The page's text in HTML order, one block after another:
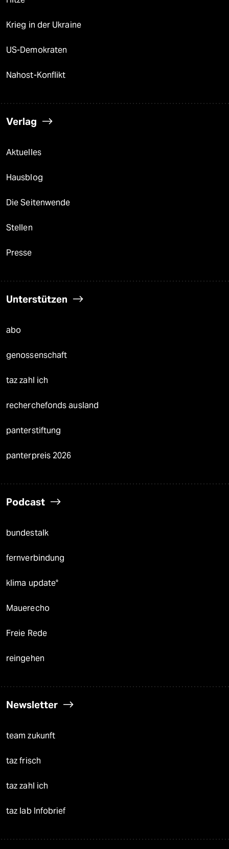
Krieg in der Ukraine
US-Demokraten
Nahost-Konflikt
Verlag
Aktuelles
Hausblog
Die Seitenwende
Stellen
Presse
Unterstützen
abo
genossenschaft
taz zahl ich
recherchefonds ausland
panterstiftung
panterpreis 2026
Podcast
bundestalk
fernverbindung
klima update°
Mauerecho
Freie Rede
reingehen
Newsletter
team zukunft
taz frisch
taz zahl ich
taz lab Infobrief